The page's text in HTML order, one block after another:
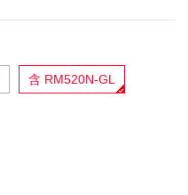
含 RM520N-GL